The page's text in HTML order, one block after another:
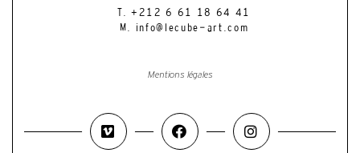
T. +212 6 61 18 64 41
M. info@lecube-art.com
Mentions légales